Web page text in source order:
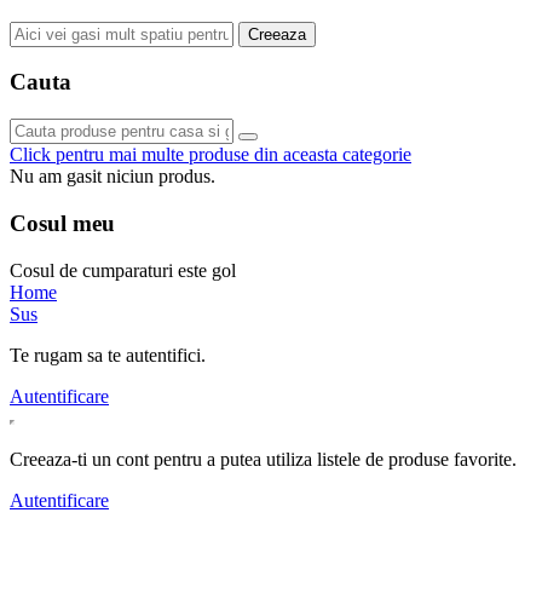
Creeaza
Cauta
Click pentru mai multe produse din aceasta categorie
Nu am gasit niciun produs.
Cosul meu
Cosul de cumparaturi este gol
Home
Sus
Te rugam sa te autentifici.
Autentificare
Creeaza-ti un cont pentru a putea utiliza listele de produse favorite.
Autentificare